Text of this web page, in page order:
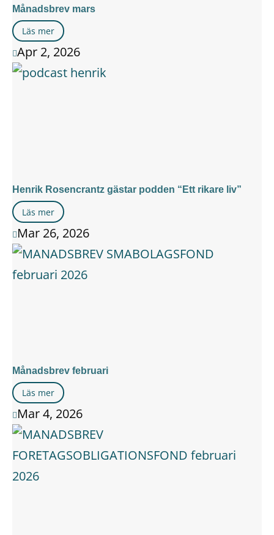
Månadsbrev mars
Läs mer
Apr 2, 2026
Henrik Rosencrantz gästar podden “Ett rikare liv”
Läs mer
 Mar 26, 2026
Månadsbrev februari
Läs mer
 Mar 4, 2026